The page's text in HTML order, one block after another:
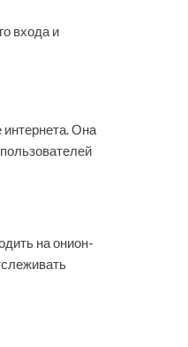
входа и
интернета. Она
на онион-